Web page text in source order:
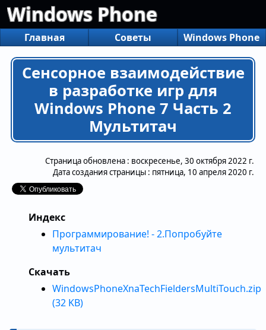
Windows Phone
Главная Советы Windows Phone
Сенсорное взаимодействие
в разработке игр для
Windows Phone 7 Часть 2
Мультитач
Страница обновлена : воскресенье, 30 октября 2022 г.
Дата создания страницы : пятница, 10 апреля 2020 г.
Индекс
Программирование! - 2.Попробуйте
мультитач
Скачать
WindowsPhoneXnaTechFieldersMultiTouch.zip
(32 KB)